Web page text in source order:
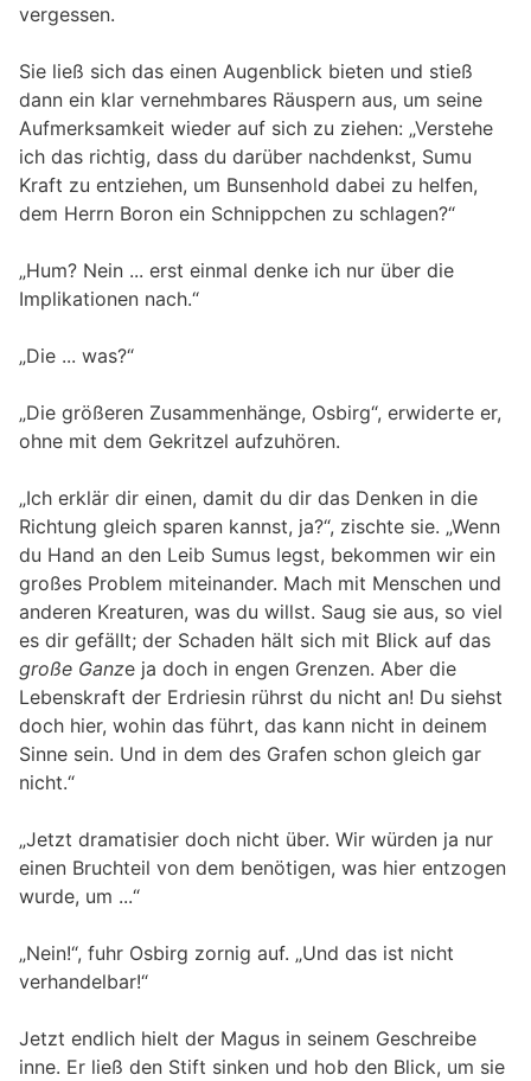
vergessen.
Sie ließ sich das einen Augenblick bieten und stieß
dann ein klar vernehmbares Räuspern aus, um seine
Aufmerksamkeit wieder auf sich zu ziehen: „Verstehe
ich das richtig, dass du darüber nachdenkst, Sumu
Kraft zu entziehen, um Bunsenhold dabei zu helfen,
dem Herrn Boron ein Schnippchen zu schlagen?“
„Hum? Nein ... erst einmal denke ich nur über die
Implikationen nach.“
„Die ... was?“
„Die größeren Zusammenhänge, Osbirg“, erwiderte er,
ohne mit dem Gekritzel aufzuhören.
„Ich erklär dir einen, damit du dir das Denken in die
Richtung gleich sparen kannst, ja?“, zischte sie. „Wenn
du Hand an den Leib Sumus legst, bekommen wir ein
großes Problem miteinander. Mach mit Menschen und
anderen Kreaturen, was du willst. Saug sie aus, so viel
es dir gefällt; der Schaden hält sich mit Blick auf das
große Ganze ja doch in engen Grenzen. Aber die
Lebenskraft der Erdriesin rührst du nicht an! Du siehst
doch hier, wohin das führt, das kann nicht in deinem
Sinne sein. Und in dem des Grafen schon gleich gar
nicht.“
„Jetzt dramatisier doch nicht über. Wir würden ja nur
einen Bruchteil von dem benötigen, was hier entzogen
wurde, um ...“
„Nein!“, fuhr Osbirg zornig auf. „Und das ist nicht
verhandelbar!“
Jetzt endlich hielt der Magus in seinem Geschreibe
inne. Er ließ den Stift sinken und hob den Blick, um sie